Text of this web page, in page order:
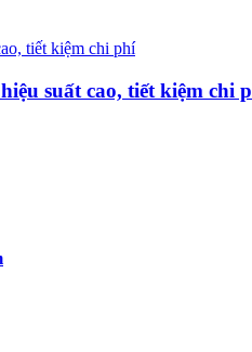
suất cao, tiết kiệm chi